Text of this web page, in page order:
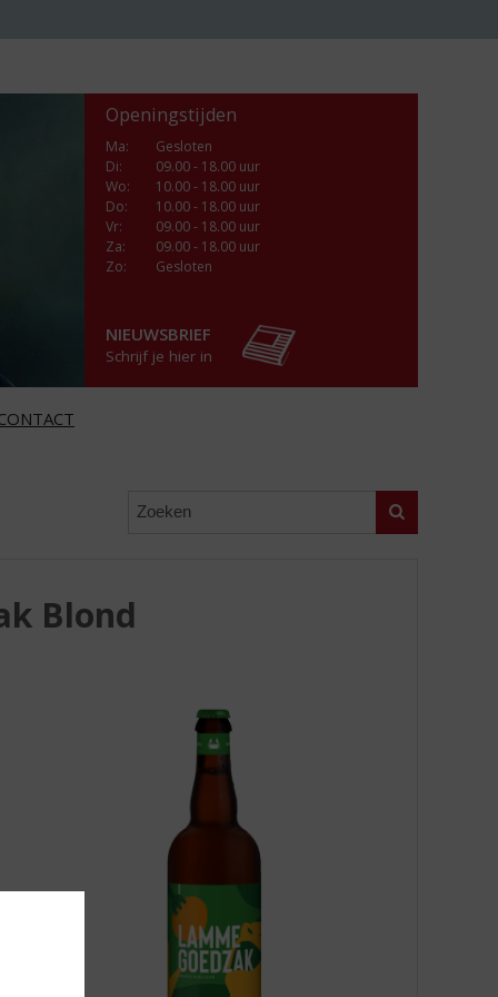
Openingstijden
Ma:
Gesloten
Di:
09.00 - 18.00 uur
Wo:
10.00 - 18.00 uur
Do:
10.00 - 18.00 uur
Vr:
09.00 - 18.00 uur
Za:
09.00 - 18.00 uur
Zo:
Gesloten
NIEUWSBRIEF
Schrijf je hier in
Zoeken
Blond